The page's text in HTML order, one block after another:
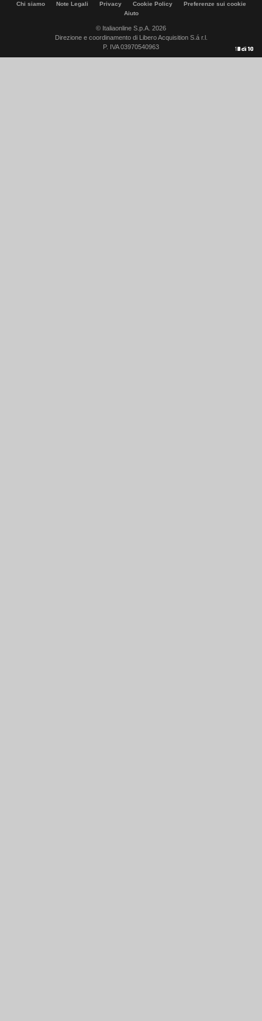
1di10
2di10
3di10
4di10
5di10
6di10
7di10
8di10
9di10
10di10
Chi siamo Note Legali Privacy Cookie Policy
Preferenze sui cookie
Aiuto
© Italiaonline S.p.A. 2026
Direzione e coordinamento di Libero Acquisition S.á r.l.
P. IVA 03970540963